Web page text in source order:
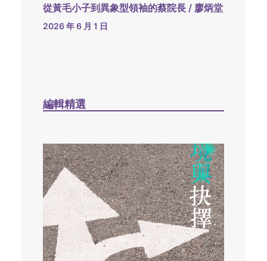
從黃毛小子到異象型領袖的蔡院長 / 廖炳堂
2026 年 6 月 1 日
編輯精選